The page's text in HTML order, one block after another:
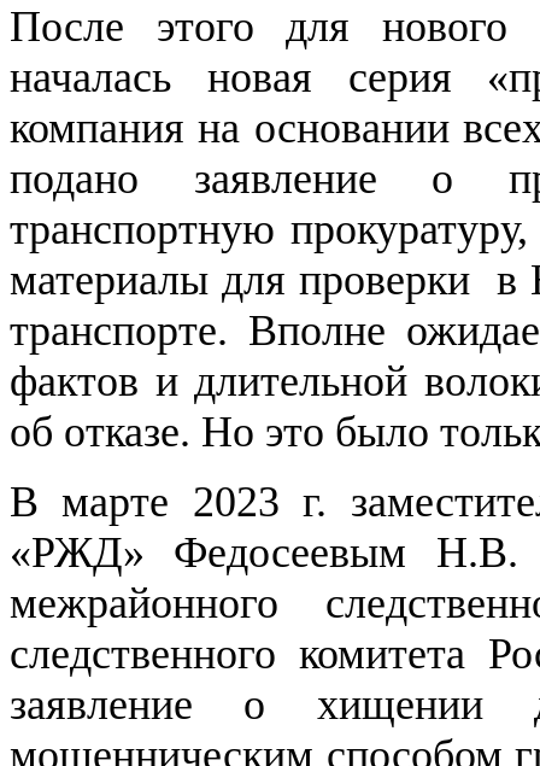
После этого для
началась новая серия
компания на основании
подано заявление о
транспортную
материалы для проверки
транспорте. Вполне
фактов и длительной
об отказе. Но это было
В марте 2023 г.
«РЖД» Федосеевым Н.В. в
межрайонного
следственного комитета
заявление о
мошенническим способом